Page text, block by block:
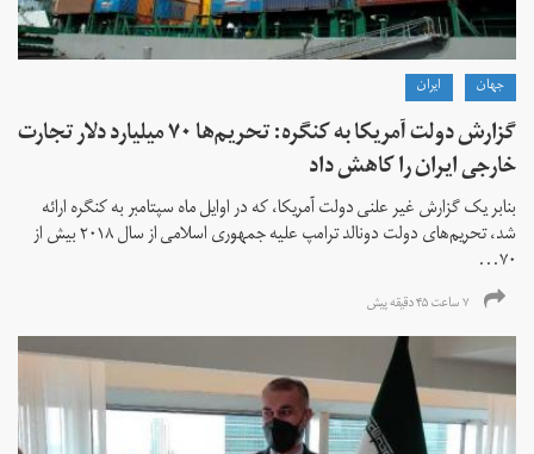
جهان ايران
گزارش دولت آمریکا به کنگره: تحریم‌ها ۷۰ میلیارد دلار تجارت
خارجی ایران را کاهش داد
بنابر یک گزارش غیر علنی دولت آمریکا، که در اوایل ماه سپتامبر به کنگره ارائه
شد، تحریم‌های دولت دونالد ترامپ علیه جمهوری اسلامی از سال ۲۰۱۸ بیش از
۷۰...
۷ ساعت ۴۵ دقیقه پیش